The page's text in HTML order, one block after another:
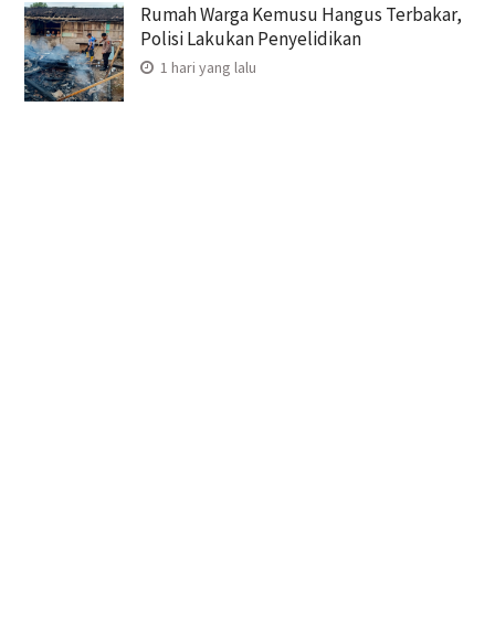
Rumah Warga Kemusu Hangus Terbakar,
Polisi Lakukan Penyelidikan
1 hari yang lalu